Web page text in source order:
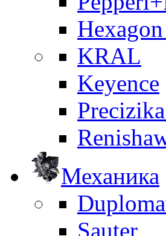
KRAL
Keyence
Механика
Sauter